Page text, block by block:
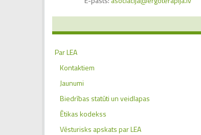
Par LEA
Kontaktiem
Jaunumi
Biedrības statūti un veidlapas
Ētikas kodekss
Vēsturisks apskats par LEA